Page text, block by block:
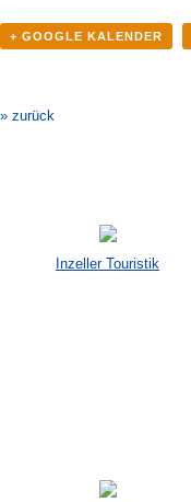
+ GOOGLE KALENDER
» zurück
Inzeller Touristik